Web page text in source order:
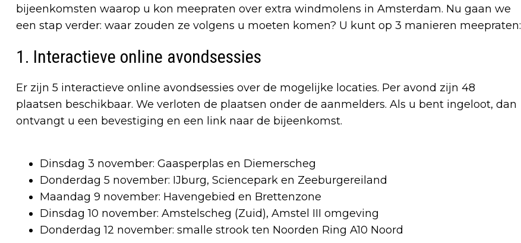
bijeenkomsten waarop u kon meepraten over extra windmolens in Amsterdam. Nu gaan we
een stap verder: waar zouden ze volgens u moeten komen? U kunt op 3 manieren meepraten:
1. Interactieve online avondsessies
Er zijn 5 interactieve online avondsessies over de mogelijke locaties. Per avond zijn 48
plaatsen beschikbaar. We verloten de plaatsen onder de aanmelders. Als u bent ingeloot, dan
ontvangt u een bevestiging en een link naar de bijeenkomst.
Dinsdag 3 november: Gaasperplas en Diemerscheg
Donderdag 5 november: IJburg, Sciencepark en Zeeburgereiland
Maandag 9 november: Havengebied en Brettenzone
Dinsdag 10 november: Amstelscheg (Zuid), Amstel III omgeving
Donderdag 12 november: smalle strook ten Noorden Ring A10 Noord